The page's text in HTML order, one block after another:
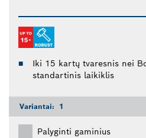
Iki 15 kartų tvaresnis nei
standartinis laikiklis
Variantai: 1
Palyginti gaminius